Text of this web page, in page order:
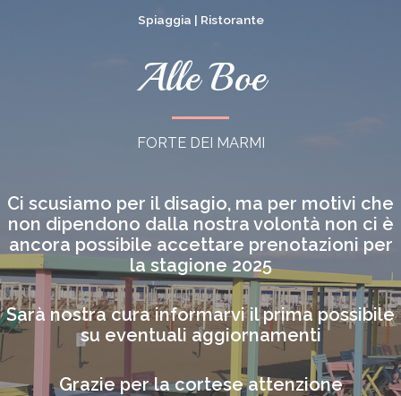
Spiaggia | Ristorante
Alle Boe
FORTE DEI MARMI
Ci scusiamo per il disagio, ma per motivi che
non dipendono dalla nostra volontà non ci è
ancora possibile accettare prenotazioni per
la stagione 2025
Sarà nostra cura informarvi il prima possibile
su eventuali aggiornamenti
Grazie per la cortese attenzione